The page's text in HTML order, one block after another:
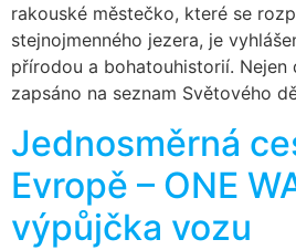
rakouské městečko, které se
stejnojmenného jezera, je
přírodou a bohatouhistorií.
zapsáno na seznam Světového
Jednosměrná
Evropě – ONE
výpůjčka vozu